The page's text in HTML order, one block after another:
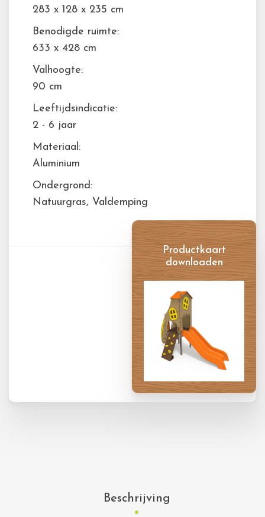
283 x 128 x 235 cm
Benodigde ruimte:
633 x 428 cm
Valhoogte:
90 cm
Leeftijdsindicatie:
2 - 6 jaar
Materiaal:
Aluminium
Ondergrond:
Natuurgras, Valdemping
Productkaart
downloaden
Beschrijving